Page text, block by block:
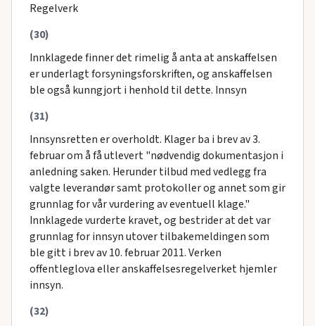
Regelverk
(30)
Innklagede finner det rimelig å anta at anskaffelsen
er underlagt forsyningsforskriften, og anskaffelsen
ble også kunngjort i henhold til dette. Innsyn
(31)
Innsynsretten er overholdt. Klager ba i brev av 3.
februar om å få utlevert "nødvendig dokumentasjon i
anledning saken. Herunder tilbud med vedlegg fra
valgte leverandør samt protokoller og annet som gir
grunnlag for vår vurdering av eventuell klage."
Innklagede vurderte kravet, og bestrider at det var
grunnlag for innsyn utover tilbakemeldingen som
ble gitt i brev av 10. februar 2011. Verken
offentleglova eller anskaffelsesregelverket hjemler
innsyn.
(32)